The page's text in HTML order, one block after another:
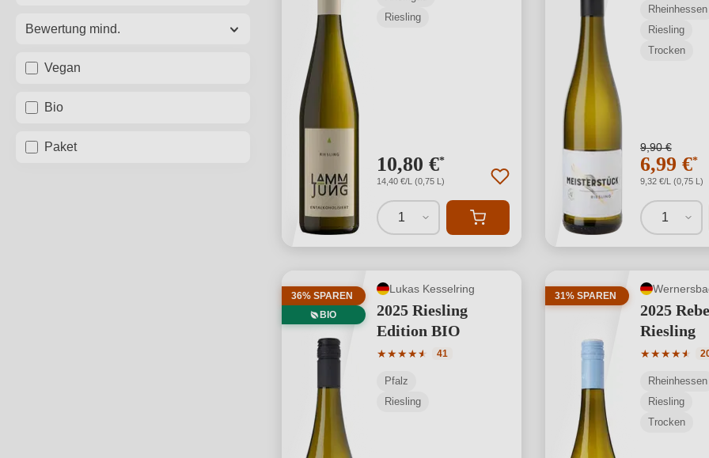
Bewertung mind.
Vegan
Bio
Paket
Riesling
10,80 €*
14,40 €/L (0,75 L)
1
Rheinhessen
Riesling
Trocken
9,90 €
6,99 €*
9,32 €/L (0,75 L)
1
36% SPAREN
BIO
Lukas Kesselring
2025 Riesling
Edition BIO
★★★★★
★
Durchschnittliche Bewertung von 4.88 von 5 Sternen
41
Pfalz
Riesling
31% SPAREN
2025
Riesling
★★★★★
★
Rheinhessen
Riesling
Trocken